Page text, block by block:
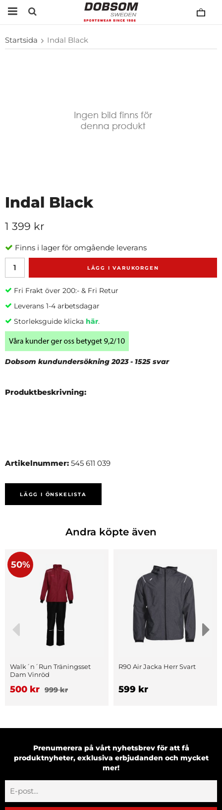
Startsida Indal Black
Indal Black
1 399 kr
Finns i lager för omgående leverans
LÄGG I VARUKORGEN
Fri Frakt över 200:- & Fri Retur
Leverans 1-4 arbetsdagar
Storleksguide klicka här.
Dobsom kundundersökning 2023 - 1525 svar
Produktbeskrivning:
Artikelnummer: 545 611 039
LÄGG I ÖNSKELISTA
Andra köpte även
50%
Walk´n´Run Träningsset
Dam Vinröd
500 kr 999 kr
R90 Air Jacka Herr Svart
599 kr
Prenumerera på vårt nyhetsbrev för att få
produktnyheter, exklusiva erbjudanden och mycket
mer!